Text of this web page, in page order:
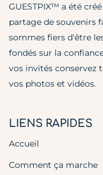
GUESTPIX™ a été
partage de souvenirs
sommes fiers d'être
fondés sur la
vos invités conservez
vos photos et vidéos.
LIENS RAPIDES
Accueil
Comment ça marche